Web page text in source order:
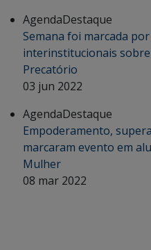
AgendaDestaque
Semana foi marcada
interinstitucionais
Precatório
03 jun 2022
AgendaDestaque
Empoderamento,
marcaram evento em
Mulher
08 mar 2022